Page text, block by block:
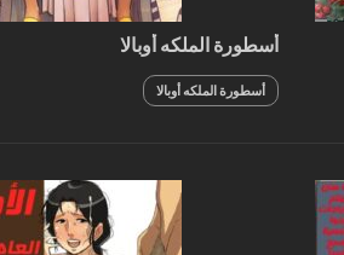
أسطورة الملكه أوبالا
أسطورة الملكه أوبالا